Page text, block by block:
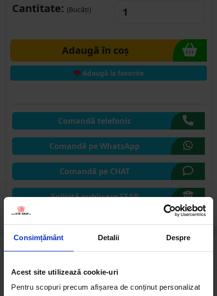
Consimțământ Detalii Despre
Acest site utilizează cookie-uri
Pentru scopuri precum afișarea de conținut personalizat
Cantitate: (Bucăți)
Adaugă în coș
Adaugă la favorite
Comandă telefonic
Comandă pe WhatsApp
Comandă pe CHAT
Solicită publicare SEAP
Cumpărate frecvent împreună